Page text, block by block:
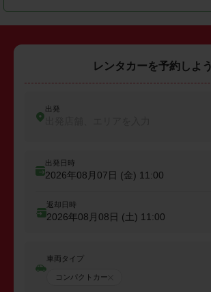
レンタカーを予約しよう
出発
出発日時
2026年08月07日 (金) 11:00
返却日時
2026年08月08日 (土) 11:00
車両タイプ
コンパクトカー